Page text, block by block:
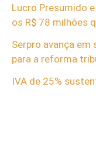
Lucro Presumido
os R$ 78 milhões
Serpro avança
para a reforma
IVA de 25%